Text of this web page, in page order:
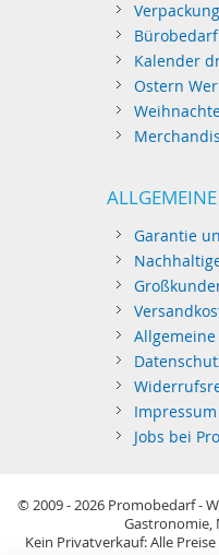
Bürobedarf
Kalender
Ostern
Garantie
Impressum
Jobs bei
© 2009 - 2026 Promobedarf -
Gastronomie,
Kein Privatverkauf: Alle